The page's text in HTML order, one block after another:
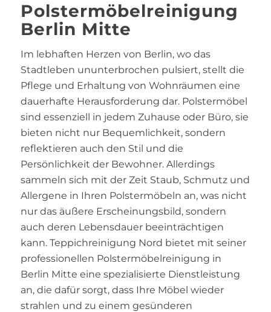
Polstermöbelreinigung
Berlin Mitte
Im lebhaften Herzen von Berlin, wo das
Stadtleben ununterbrochen pulsiert, stellt die
Pflege und Erhaltung von Wohnräumen eine
dauerhafte Herausforderung dar. Polstermöbel
sind essenziell in jedem Zuhause oder Büro, sie
bieten nicht nur Bequemlichkeit, sondern
reflektieren auch den Stil und die
Persönlichkeit der Bewohner. Allerdings
sammeln sich mit der Zeit Staub, Schmutz und
Allergene in Ihren Polstermöbeln an, was nicht
nur das äußere Erscheinungsbild, sondern
auch deren Lebensdauer beeinträchtigen
kann. Teppichreinigung Nord bietet mit seiner
professionellen Polstermöbelreinigung in
Berlin Mitte eine spezialisierte Dienstleistung
an, die dafür sorgt, dass Ihre Möbel wieder
strahlen und zu einem gesünderen